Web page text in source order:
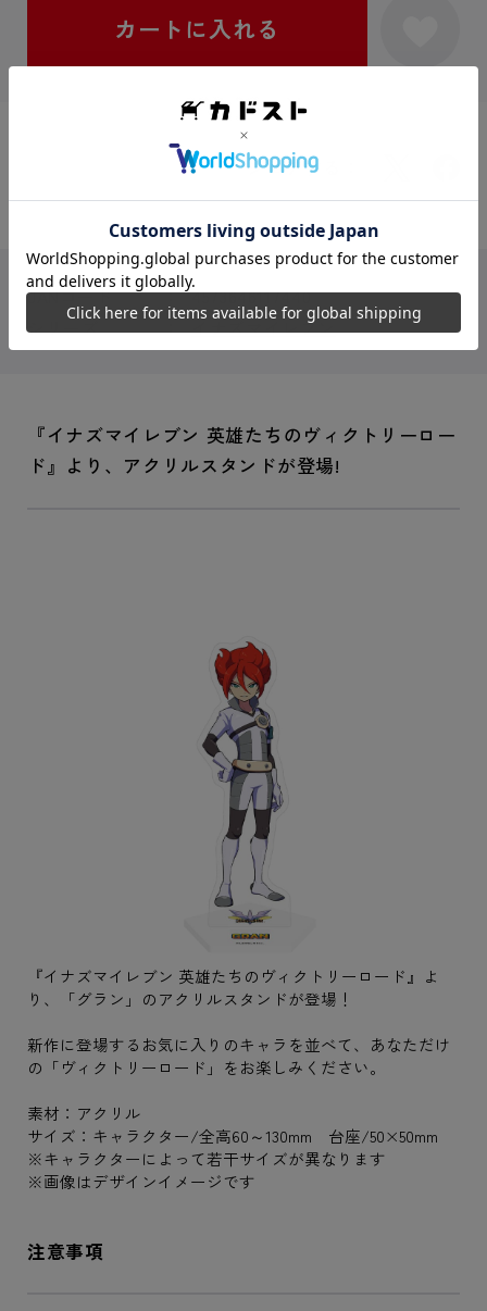
シェアする：
JANコード
4573646117440
シリーズ
イナズマイレブン
『イナズマイレブン 英雄たちのヴィクトリーロー
ド』より、アクリルスタンドが登場!
『イナズマイレブン 英雄たちのヴィクトリーロード』よ
り、「グラン」のアクリルスタンドが登場！
新作に登場するお気に入りのキャラを並べて、あなただけ
の「ヴィクトリーロード」をお楽しみください。
素材：アクリル
サイズ：キャラクター/全高60～130mm 台座/50×50mm
※キャラクターによって若干サイズが異なります
※画像はデザインイメージです
注意事項